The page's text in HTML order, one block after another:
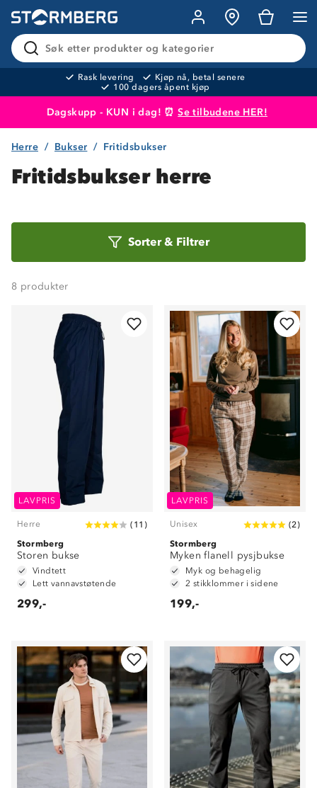
Søk etter produkter og kategorier
Rask levering
Kjøp nå, betal senere
100 dagers åpent kjøp
Dagskupp - KUN i dag! ⏰Se tilbudene HER!
Produktet er lagt i handlekurven
Herre Bukser Fritidsbukser
Fritidsbukser herre
Sorter& Filtrer
8 produkter
LAVPRIS
Herre ( 11 )
Stormberg
Storen bukse
Vindtett
Lett vannavstøtende
299,-
LAVPRIS
Unisex (2)
Stormberg
Myken flanell pysjbukse
Myk og behagelig
2 stikklommer i sidene
199,-